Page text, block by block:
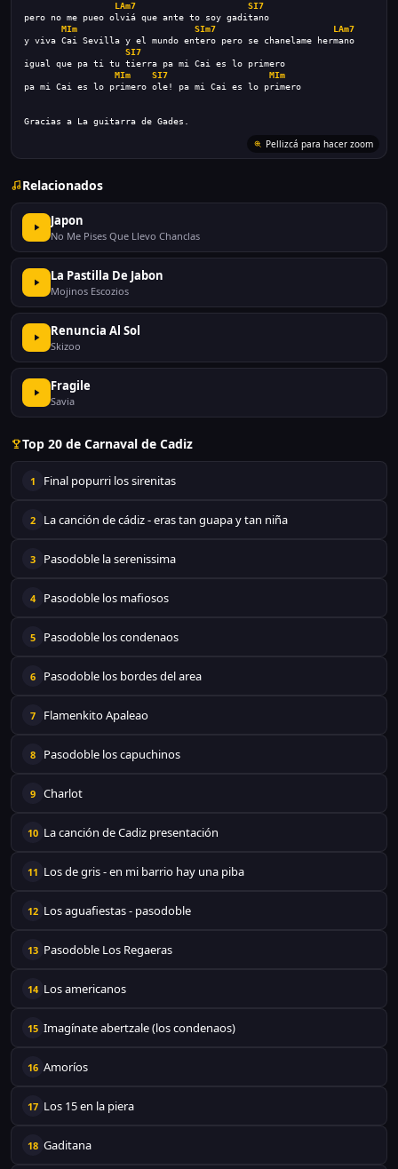
LAm7
SI7
pero no me pueo olviá que ante to soy gaditano
MIm
SIm7
LAm7
y viva Cai Sevilla y el mundo entero pero se chanelame hermano
SI7
igual que pa ti tu tierra pa mi Cai es lo primero
MIm
SI7
MIm
pa mi Cai es lo primero ole! pa mi Cai es lo primero
Gracias a La guitarra de Gades.
Pellizcá para hacer zoom
Relacionados
Japon
No Me Pises Que Llevo Chanclas
La Pastilla De Jabon
Mojinos Escozios
Renuncia Al Sol
Skizoo
Fragile
Savia
Top 20 de Carnaval de Cadiz
1 Final popurri los sirenitas
2 La canción de cádiz - eras tan guapa y tan niña
3 Pasodoble la serenissima
4 Pasodoble los mafiosos
5 Pasodoble los condenaos
6 Pasodoble los bordes del area
7 Flamenkito Apaleao
8 Pasodoble los capuchinos
9 Charlot
10 La canción de Cadiz presentación
11 Los de gris - en mi barrio hay una piba
12 Los aguafiestas - pasodoble
13 Pasodoble Los Regaeras
14 Los americanos
15 Imagínate abertzale (los condenaos)
16 Amoríos
17 Los 15 en la piera
18 Gaditana